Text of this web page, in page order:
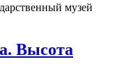
музей
Высота